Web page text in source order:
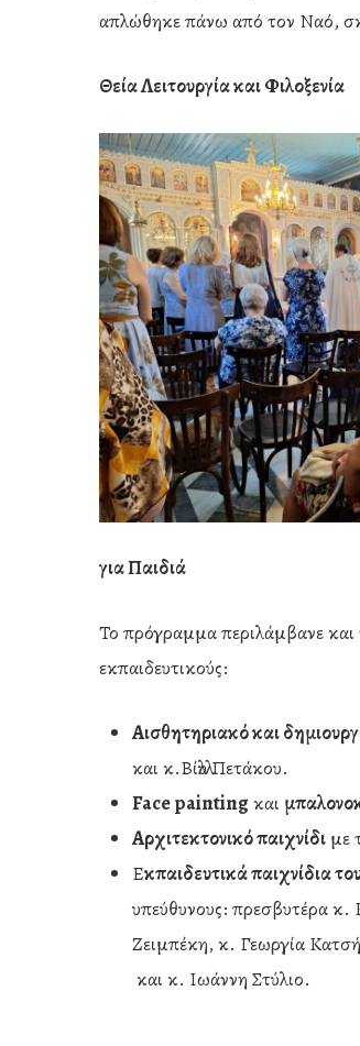
Hit enter to search or ESC to
απλώθηκε πάνω από τον Ναό,
Θεία Λειτουργία και Φιλοξενία
για Παιδιά
Το πρόγραμμα περιλάμβανε και
εκπαιδευτικούς:
Αισθητηριακό και
και κ.Βίλλυ Πετάκου.
Face paintingκαι
Αρχιτεκτονικό παιχνίδι με
Εκπαιδευτικά παιχνίδια
υπεύθυνους: πρεσβυτέρα
Ζειμπέκη, κ. Γεωργία
και κ. Ιωάννη Στύλιο.